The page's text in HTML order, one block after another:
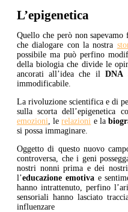
L’epigenetica
Quello che però non
che dialogare con la nostra
possibile ma può perfino
della biologia che divide le
ancorati all’idea che il DNA
immodificabile.
La rivoluzione scientifica e di
sulla scorta dell’epigenetica
emozioni , lerelazioni e la
si possa immaginare.
Oggetto di questo nuovo
controversa, che i geni
nostri nonni prima e dei
l’educazione emotivae
hanno intrattenuto, perfino
sensoriali hanno lasciato
influenzare